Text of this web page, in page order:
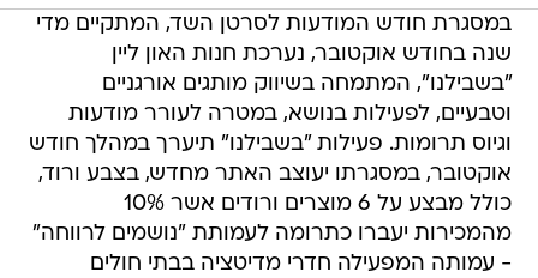
במסגרת חודש המודעות לסרטן השד, המתקיים מדי
שנה בחודש אוקטובר, נערכת חנות האון ליין
"בשבילנו", המתמחה בשיווק מותגים אורגניים
וטבעיים, לפעילות בנושא, במטרה לעורר מודעות
וגיוס תרומות. פעילות "בשבילנו" תיערך במהלך חודש
אוקטובר, במסגרתו יעוצב האתר מחדש, בצבע ורוד,
כולל מבצע על 6 מוצרים ורודים אשר 10%
מהמכירות יעברו כתרומה לעמותת "נושמים לרווחה"
- עמותה המפעילה חדרי מדיטציה בבתי חולים